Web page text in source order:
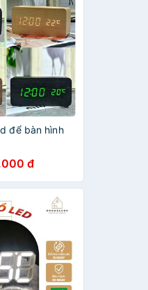
để bàn hình
đ